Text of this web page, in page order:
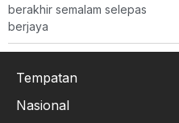
berakhir semalam selepas
berjaya
Tempatan
Nasional